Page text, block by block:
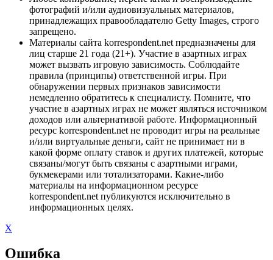
фотографий и/или аудиовизуальных материалов,
принадлежащих правообладателю Getty Images, строго
запрещено.
Материалы сайта korrespondent.net предназначены для
лиц старше 21 года (21+). Участие в азартных играх
может вызвать игровую зависимость. Соблюдайте
правила (принципы) ответственной игры. При
обнаружении первых признаков зависимости
немедленно обратитесь к специалисту. Помните, что
участие в азартных играх не может являться источником
доходов или альтернативой работе. Информационный
ресурс korrespondent.net не проводит игры на реальные
и/или виртуальные деньги, сайт не принимает ни в
какой форме оплату ставок и других платежей, которые
связаны/могут быть связаны с азартными играми,
букмекерами или тотализаторами. Какие-либо
материалы на информационном ресурсе
korrespondent.net публикуются исключительно в
информационных целях.
X
Ошибка